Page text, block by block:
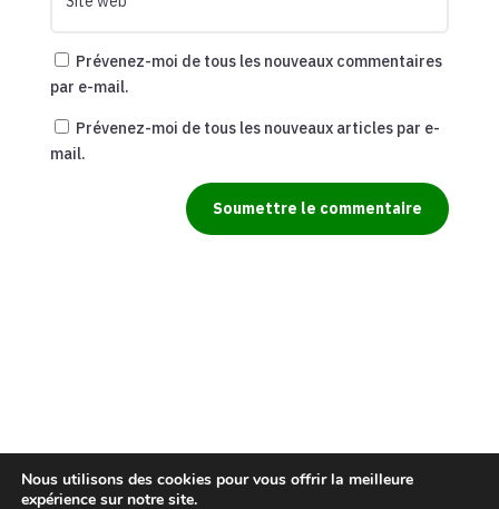
Prévenez-moi de tous les nouveaux commentaires
par e-mail.
Prévenez-moi de tous les nouveaux articles par e-
mail.
Soumettre le commentaire
Nous utilisons des cookies pour vous offrir la meilleure
expérience sur notre site.